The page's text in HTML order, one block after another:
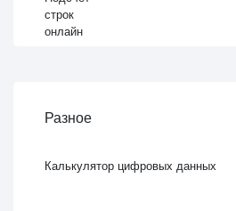
Разное
Калькулятор цифровых данных